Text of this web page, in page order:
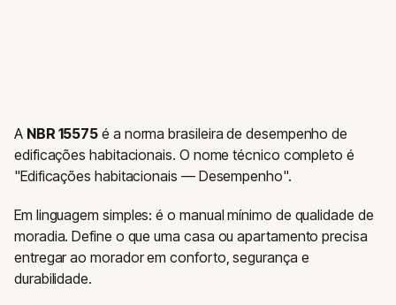
A NBR 15575 é a norma brasileira de desempenho de
edificações habitacionais. O nome técnico completo é
"Edificações habitacionais — Desempenho".
Em linguagem simples: é o manual mínimo de qualidade de
moradia. Define o que uma casa ou apartamento precisa
entregar ao morador em conforto, segurança e
durabilidade.